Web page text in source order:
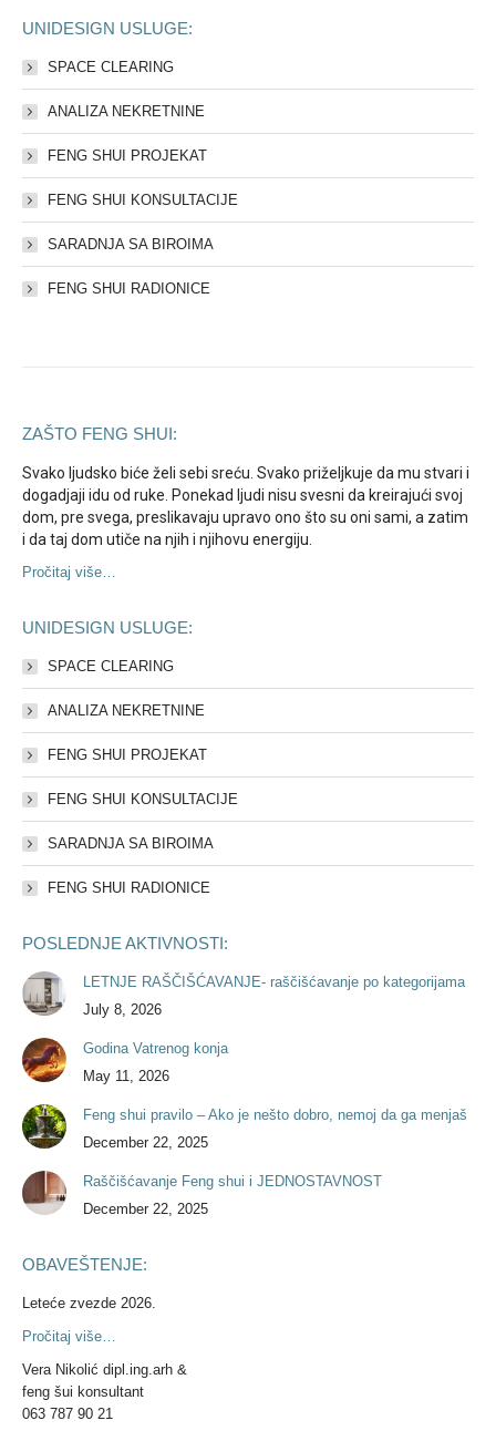
UNIDESIGN USLUGE:
SPACE CLEARING
ANALIZA NEKRETNINE
FENG SHUI PROJEKAT
FENG SHUI KONSULTACIJE
SARADNJA SA BIROIMA
FENG SHUI RADIONICE
ZAŠTO FENG SHUI:
Svako ljudsko biće želi sebi sreću. Svako priželjkuje da mu stvari i
dogadjaji idu od ruke. Ponekad ljudi nisu svesni da kreirajući svoj
dom, pre svega, preslikavaju upravo ono što su oni sami, a zatim
i da taj dom utiče na njih i njihovu energiju.
Pročitaj više…
UNIDESIGN USLUGE:
SPACE CLEARING
ANALIZA NEKRETNINE
FENG SHUI PROJEKAT
FENG SHUI KONSULTACIJE
SARADNJA SA BIROIMA
FENG SHUI RADIONICE
POSLEDNJE AKTIVNOSTI:
LETNJE RAŠČIŠĆAVANJE- raščišćavanje po kategorijama
July 8, 2026
Godina Vatrenog konja
May 11, 2026
Feng shui pravilo – Ako je nešto dobro, nemoj da ga menjaš
December 22, 2025
Raščišćavanje Feng shui i JEDNOSTAVNOST
December 22, 2025
OBAVEŠTENJE:
Leteće zvezde 2026.
Pročitaj više…
Vera Nikolić dipl.ing.arh &
feng šui konsultant
063 787 90 21